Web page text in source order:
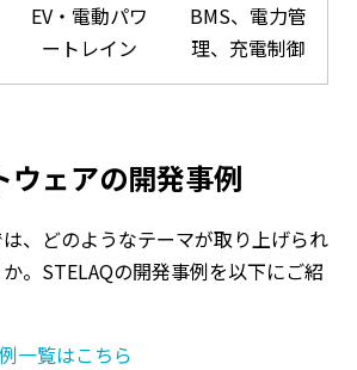
EV・電動パワ
ートレイン
BMS、電力管
理、充電制御
ウェアの開発事例
、どのようなテーマが取り上げられ
。STELAQの開発事例を以下にご紹
一覧はこちら